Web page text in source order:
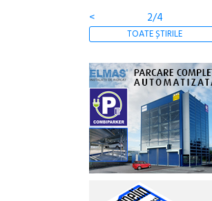
<
3/4
TOATE ȘTIRILE